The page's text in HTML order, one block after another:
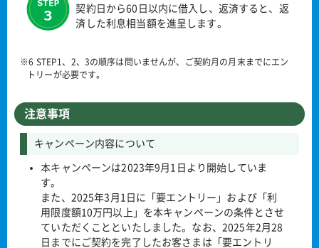
契約日から60日以内に借入し、返済すると、返
済した利息相当額を進呈します。
※6 STEP1、2、3の順序は問いませんが、ご契約月の月末までにエン
トリーが必要です。
注意事項
キャンペーン内容について
本キャンペーンは2023年9月1日より開始していま
す。
また、2025年3月1日に「要エントリー」および「利
用限度額10万円以上」を本キャンペーンの条件とさせ
ていただくことといたしました。なお、2025年2月28
日までにご契約を完了したお客さまは「要エントリ